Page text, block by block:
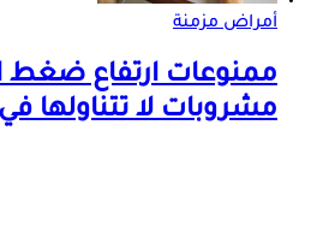
أمراض مزمنة
مشروبات لا تتناولها